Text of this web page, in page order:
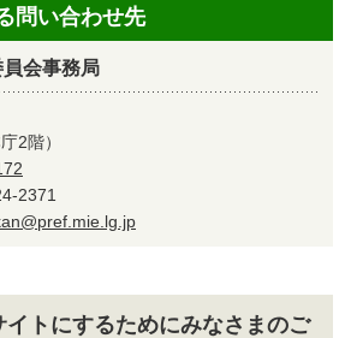
問い合わせ先
会事務局
2階）
2371
イトにするためにみなさまのご